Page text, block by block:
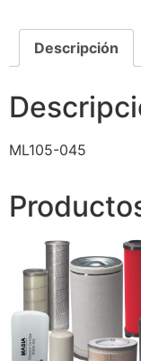
Descripción
ML105-045